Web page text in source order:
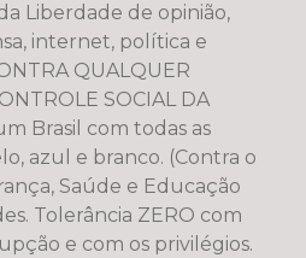
Liberdade de opinião,
QUALQUER
Brasil com todas as
(Contra o
Saúde e Educação
com
e com os privilégios.